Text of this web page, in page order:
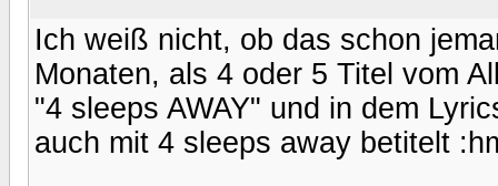
Ich weiß nicht, ob das schon
Monaten, als 4 oder 5 Titel vom
"4 sleeps AWAY" und in dem
auch mit 4 sleeps away betitelt